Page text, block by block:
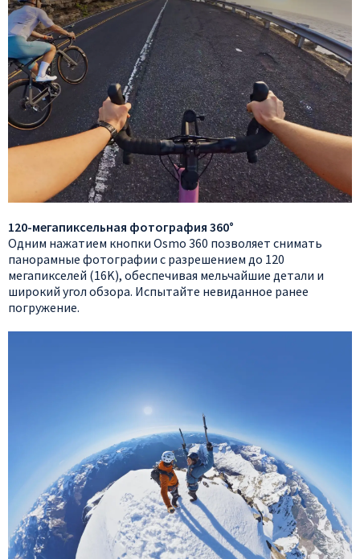
120-мегапиксельная фотография 360°
Одним нажатием кнопки Osmo 360 позволяет снимать
панорамные фотографии с разрешением до 120
мегапикселей (16K), обеспечивая мельчайшие детали и
широкий угол обзора. Испытайте невиданное ранее
погружение.